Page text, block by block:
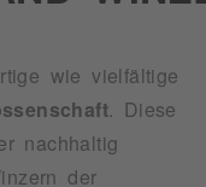
wie vielfältige
. Diese
nachhaltig
der
gemeinsam Wein zu erzeugen und zu vermarkten. So konnte die Moselland